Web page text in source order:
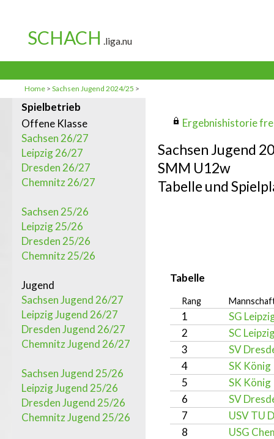
Home > Sachsen Jugend 2024/25 >
Spielbetrieb
Offene Klasse
Sachsen 26/27
Leipzig 26/27
Dresden 26/27
Chemnitz 26/27
Sachsen 25/26
Leipzig 25/26
Dresden 25/26
Chemnitz 25/26
Jugend
Sachsen Jugend 26/27
Leipzig Jugend 26/27
Dresden Jugend 26/27
Chemnitz Jugend 26/27
Sachsen Jugend 25/26
Leipzig Jugend 25/26
Dresden Jugend 25/26
Chemnitz Jugend 25/26
Ergebnishistorie
Sachsen Jugend
SMM U12w
Tabelle und
Tabelle
Rang
1
SG
2
SC
3
SV
4
SK König
5
SK König
6
SV
7
USV TU
8
USG